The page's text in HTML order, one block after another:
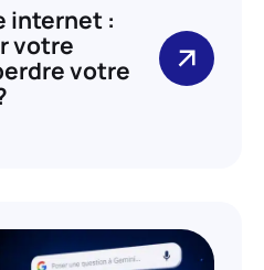
internet :
votre
votre